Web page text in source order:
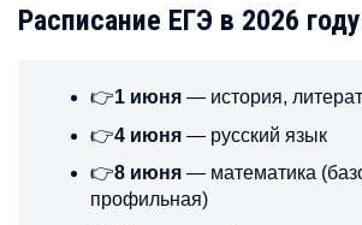
Расписание ЕГЭ в 2026
👉1 июня — история,
👉4 июня — русский язык
👉8 июня — математика
профильная)